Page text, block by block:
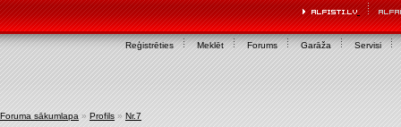
Reģistrēties Meklēt Forums Garāža Servisi
Foruma sākumlapa » Profils » Nr.7